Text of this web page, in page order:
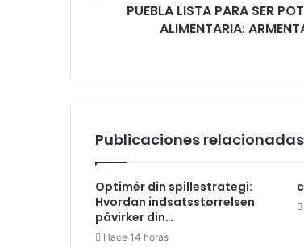
PUEBLA LISTA PARA SER
ALIMENTARIA:
Publicaciones relacionadas
Optimér din spillestrategi:
Hvordan indsatsstørrelsen
påvirker din…
Hace 14 horas